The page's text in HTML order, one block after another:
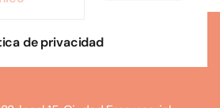
de privacidad